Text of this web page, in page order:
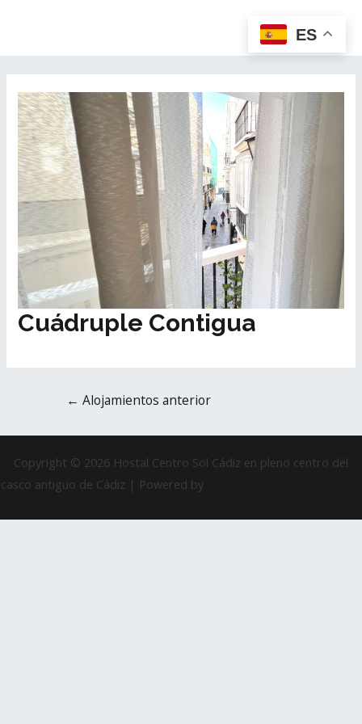
Cuádruple Contigua
← Alojamientos anterior
Copyright © 2026 Hostal Centro Sol Cádiz en pleno centro del
casco antiguo de Cádiz | Powered by
ES